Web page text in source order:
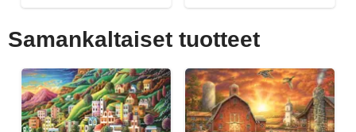
Samankaltaiset tuotteet